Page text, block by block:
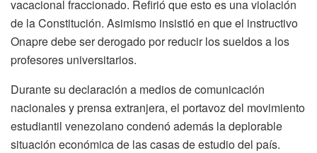
vacacional fraccionado. Refirió que esto es una violación
de la Constitución. Asimismo insistió en que el instructivo
Onapre debe ser derogado por reducir los sueldos a los
profesores universitarios.
Durante su declaración a medios de comunicación
nacionales y prensa extranjera, el portavoz del movimiento
estudiantil venezolano condenó además la deplorable
situación económica de las casas de estudio del país.